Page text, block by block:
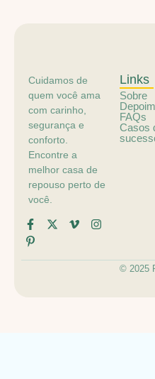
Cuidamos de
quem você ama
com carinho,
segurança e
conforto.
Encontre a
melhor casa de
repouso perto de
você.
Links
Sobre
FAQs
Casos
© 2025